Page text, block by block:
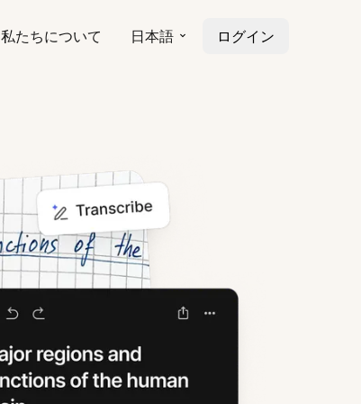
私たちについて 日本語 ログイン